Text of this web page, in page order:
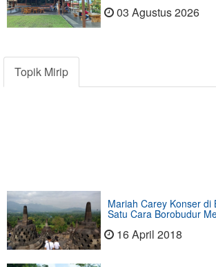
03 Agustus 2026
Topik Mirip
Mariah Carey Konser di
Satu Cara Borobudur
16 April 2018